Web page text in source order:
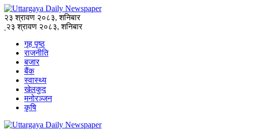
२३ श्रावण २०८३, शनिबार
२३ श्रावण २०८३, शनिबार
गृह पृष्ठ
राजनीति
बजार
बैंक
स्वास्थ्य
खेलकुद
मनोरञ्जन
कृषि